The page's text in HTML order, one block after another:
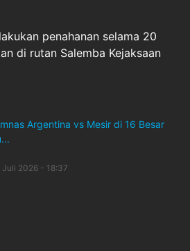
penahanan selama 20
di rutan Salemba Kejaksaan
Argentina vs Mesir di 16 Besar
Juli 2026 - 18:37